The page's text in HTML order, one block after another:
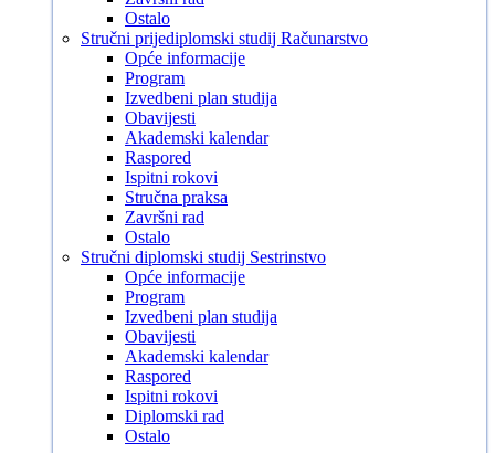
Ostalo
Stručni prijediplomski studij Računarstvo
Opće informacije
Program
Izvedbeni plan studija
Obavijesti
Akademski kalendar
Raspored
Ispitni rokovi
Stručna praksa
Završni rad
Ostalo
Stručni diplomski studij Sestrinstvo
Opće informacije
Program
Izvedbeni plan studija
Obavijesti
Akademski kalendar
Raspored
Ispitni rokovi
Diplomski rad
Ostalo